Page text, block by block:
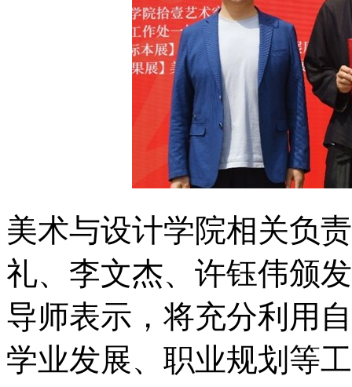
美术与设计学院相关负
礼、李文杰、许钰伟颁
导师表示，将充分利用
学业发展、职业规划等